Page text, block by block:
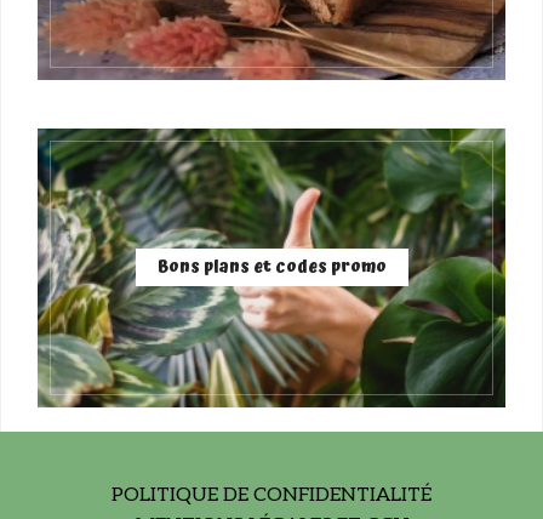
Bons plans et codes promo
POLITIQUE DE CONFIDENTIALITÉ